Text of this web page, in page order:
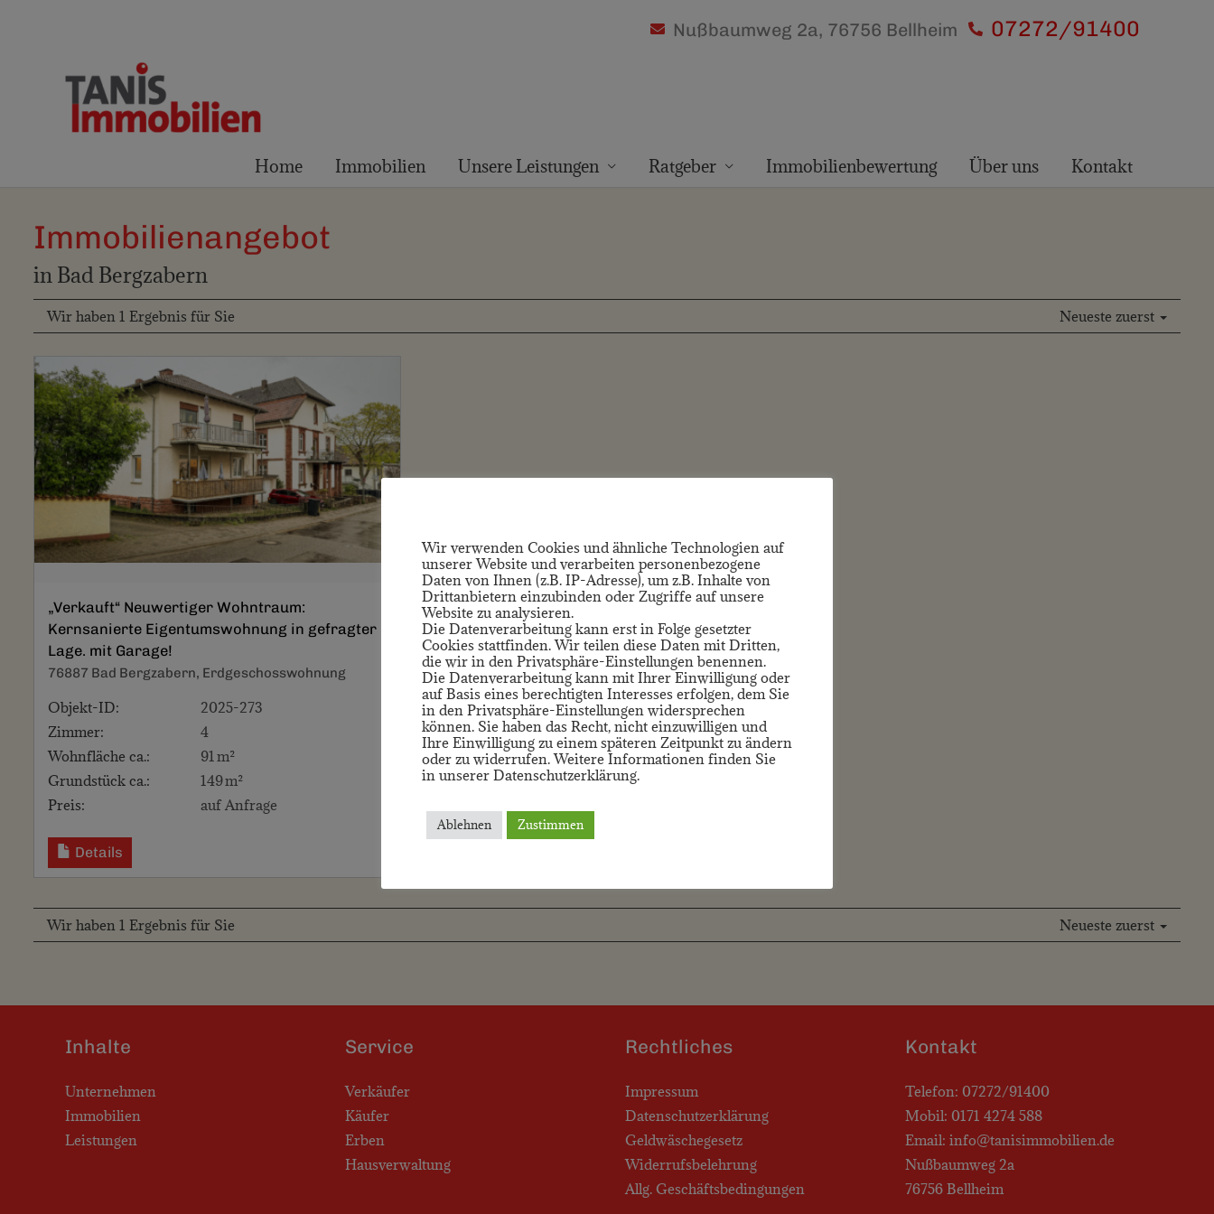
Nußbaumweg 2a, 76756 Bellheim 07272/91400
Home Immobilien Unsere Leistungen Ratgeber Immobilienbewertung Über uns Kontakt
Immobilien­angebot
in Bad Bergzabern
Wir haben 1 Ergebnis für Sie Neueste zuerst
„Verkauft“ Neuwertiger Wohntraum:
Kernsanierte Eigentumswohnung in gefragter
Lage. mit Garage!
76887 Bad Bergzabern, Erdgeschosswohnung
Objekt-ID:
2025-273
Zimmer:
4
Wohnfläche ca.:
91 m²
Grund­stück ca.:
149 m²
Preis:
auf Anfrage
Details
Wir haben 1 Ergebnis für Sie Neueste zuerst
Inhalte
Unternehmen
Immobilien
Leistungen
Service
Verkäufer
Käufer
Erben
Hausverwaltung
Rechtliches
Impressum
Datenschutzerklärung
Geldwäschegesetz
Widerrufsbelehrung
Allg. Geschäftsbedingungen
Kontakt
Telefon: 07272/91400
Mobil: 0171 4274 588
Email: info@tanisimmobilien.de
Nußbaumweg 2a
76756 Bellheim
Wir verwenden Cookies und ähnliche Technologien auf
unserer Website und verarbeiten personenbezogene
Daten von Ihnen (z.B. IP-Adresse), um z.B. Inhalte von
Drittanbietern einzubinden oder Zugriffe auf unsere
Website zu analysieren.
Die Datenverarbeitung kann erst in Folge gesetzter
Cookies stattfinden. Wir teilen diese Daten mit Dritten,
die wir in den Privatsphäre-Einstellungen benennen.
Die Datenverarbeitung kann mit Ihrer Einwilligung oder
auf Basis eines berechtigten Interesses erfolgen, dem Sie
in den Privatsphäre-Einstellungen widersprechen
können. Sie haben das Recht, nicht einzuwilligen und
Ihre Einwilligung zu einem späteren Zeitpunkt zu ändern
oder zu widerrufen. Weitere Informationen finden Sie
in unserer Datenschutzerklärung.
Ablehnen Zustimmen